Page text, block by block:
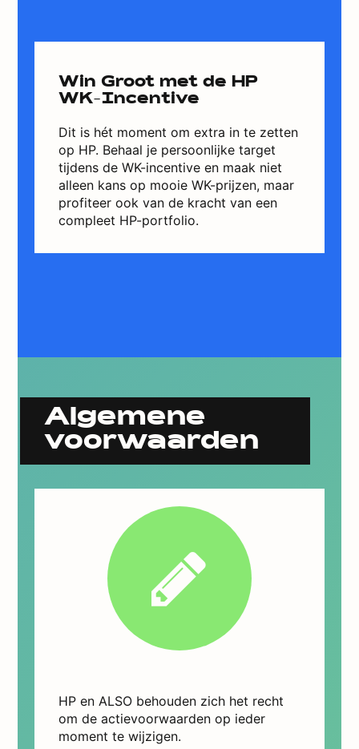
Win Groot met de HP
WK-Incentive
Dit is hét moment om extra in te zetten
op HP. Behaal je persoonlijke target
tijdens de WK-incentive en maak niet
alleen kans op mooie WK-prijzen, maar
profiteer ook van de kracht van een
compleet HP-portfolio.
Algemene
voorwaarden
HP en ALSO behouden zich het recht
om de actievoorwaarden op ieder
moment te wijzigen.